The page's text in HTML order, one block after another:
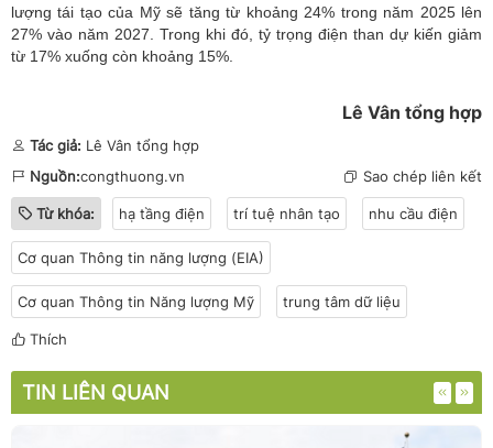
lượng tái tạo của Mỹ sẽ tăng từ khoảng 24% trong năm 2025 lên
27% vào năm 2027. Trong khi đó, tỷ trọng điện than dự kiến giảm
từ 17% xuống còn khoảng 15%.
Lê Vân tổng hợp
Tác giả: Lê Vân tổng hợp
Nguồn:congthuong.vn Sao chép liên kết
Từ khóa: hạ tầng điện trí tuệ nhân tạo nhu cầu điện
Cơ quan Thông tin năng lượng (EIA)
Cơ quan Thông tin Năng lượng Mỹ trung tâm dữ liệu
Thích
TIN LIÊN QUAN